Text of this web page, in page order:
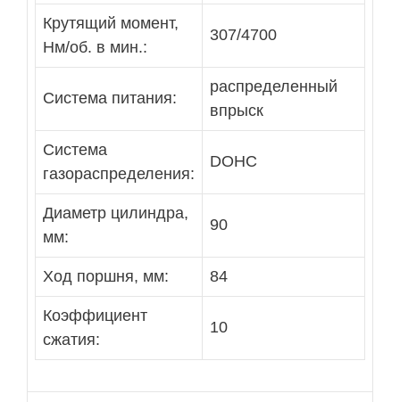
Крутящий момент,
Нм/об. в мин.:
307/4700
Система питания:
распределенный
впрыск
Система
газораспределения:
DOHC
Диaметр цилиндра,
мм:
90
Ход поршня, мм: 84
Коэффициент
сжатия:
10